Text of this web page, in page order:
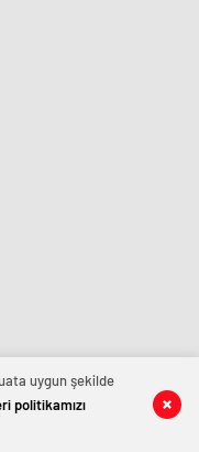
uygun şekilde
politikamızı